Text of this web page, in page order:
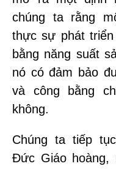
chúng ta rằng
thực sự phát
bằng năng suất
nó có đảm bảo
và công bằng
không.
Chúng ta tiếp
Đức Giáo hoàng,